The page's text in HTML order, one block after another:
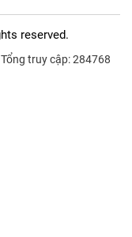
reserved.
Tổng truy cập: 284768